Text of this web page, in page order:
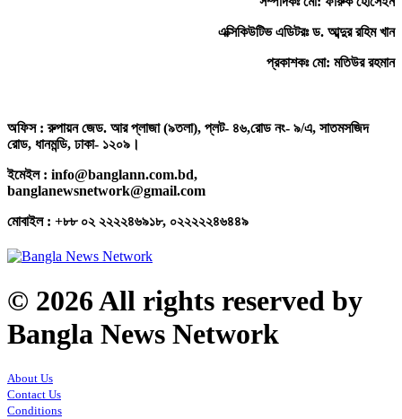
এক্সিকিউটিভ এডিটরঃ ড. আব্দুর রহিম খান
প্রকাশকঃ মো: মতিউর রহমান
অফিস : রুপায়ন জেড. আর প্লাজা (৯তলা), প্লট- ৪৬,রোড নং- ৯/এ, সাতমসজিদ
রোড, ধানমন্ডি, ঢাকা- ১২০৯।
ইমেইল : info@banglann.com.bd,
banglanewsnetwork@gmail.com
মোবাইল : +৮৮ ০২ ২২২২৪৬৯১৮, ০২২২২২৪৬৪৪৯
© 2026 All rights reserved by
Bangla News Network
About Us
Contact Us
Conditions